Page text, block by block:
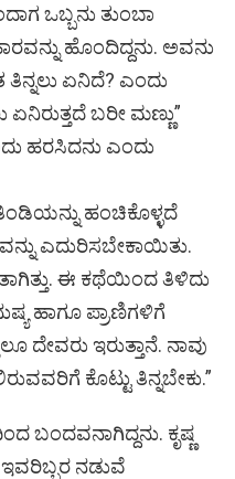
ಒಬ್ಬನು ತುಂಬಾ
ಹೊಂದಿದ್ದನು. ಅವನು
ತಿನ್ನಲು ಏನಿದೆ? ಎಂದು
ಏನಿರುತ್ತದೆ ಬರೀ ಮಣ್ಣು”
ಹರಸಿದನು ಎಂದು
ಹಂಚಿಕೊಳ್ಳದೆ
ಎದುರಿಸಬೇಕಾಯಿತು.
ಈ ಕಥೆಯಿಂದ ತಿಳಿದು
ಹಾಗೂ ಪ್ರಾಣಿಗಳಿಗೆ
ದೇವರು ಇರುತ್ತಾನೆ. ನಾವು
ಕೊಟ್ಟು ತಿನ್ನಬೇಕು.”
ಬಂದವನಾಗಿದ್ದನು. ಕೃಷ್ಣ
ನಡುವೆ